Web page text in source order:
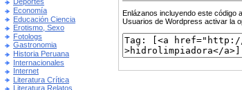
Economía
Educación Ciencia
Erotismo, Sexo
Fotologs
Gastronomia
Historia Peruana
Internacionales
Internet
Literatura Crítica
Literatura Relatos
Enlázanos incluyendo este código
Usuarios de Wordpress activar la